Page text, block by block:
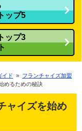
ップ5
ップ3
イド » フランチャイズ加盟
めるための秘訣
ャイズを始め